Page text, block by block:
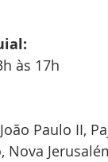
às 17h
Paulo II,